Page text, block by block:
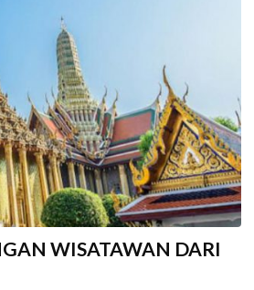
WISATAWAN DARI